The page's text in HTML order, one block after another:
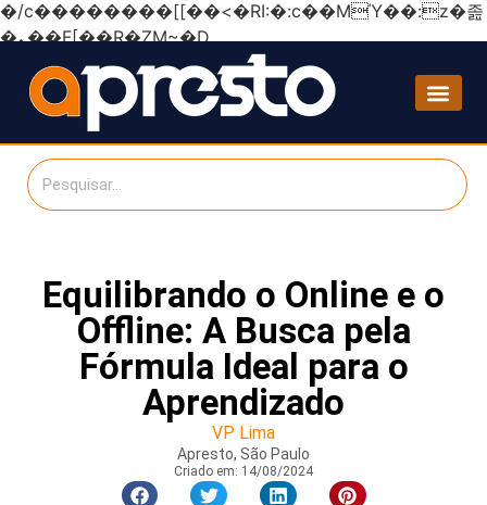
�/c��������[[��<�RI:�:c��MΎ��:z�졾
�ܢ��F[��R�ZM~�D
Equilibrando o Online e o
Offline: A Busca pela
Fórmula Ideal para o
Aprendizado
VP Lima
Apresto, São Paulo
Criado em: 14/08/2024